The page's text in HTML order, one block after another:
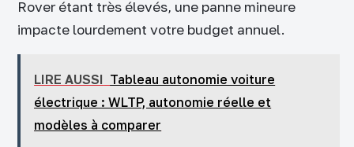
Rover étant très élevés, une panne mineure
impacte lourdement votre budget annuel.
LIRE AUSSI Tableau autonomie voiture
électrique : WLTP, autonomie réelle et
modèles à comparer